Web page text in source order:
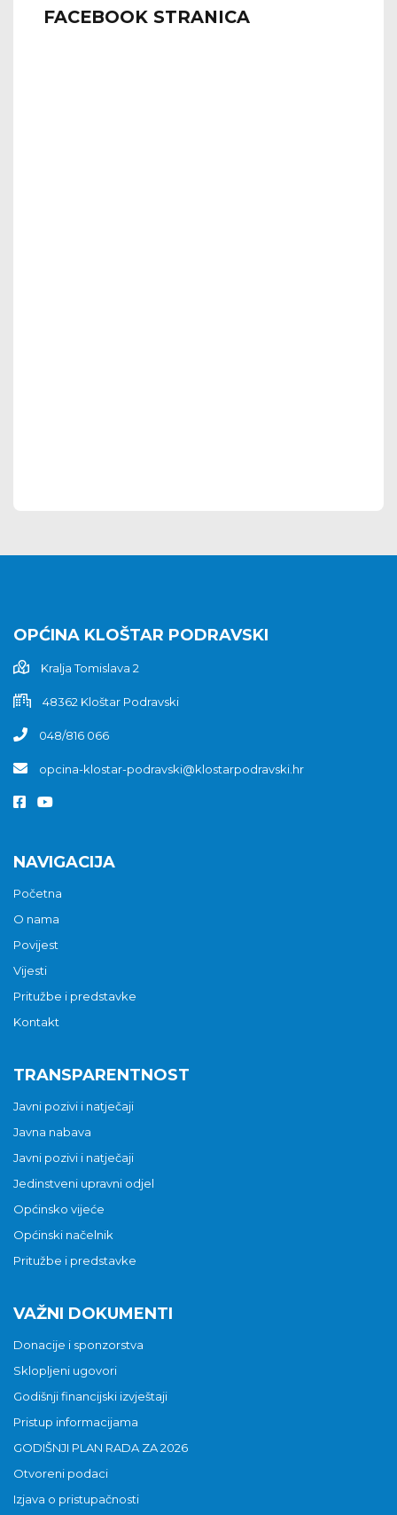
FACEBOOK STRANICA
OPĆINA KLOŠTAR PODRAVSKI
Kralja Tomislava 2
48362 Kloštar Podravski
048/816 066
opcina-klostar-podravski@klostarpodravski.hr
NAVIGACIJA
Početna
O nama
Povijest
Vijesti
Pritužbe i predstavke
Kontakt
TRANSPARENTNOST
Javni pozivi i natječaji
Javna nabava
Javni pozivi i natječaji
Jedinstveni upravni odjel
Općinsko vijeće
Općinski načelnik
Pritužbe i predstavke
VAŽNI DOKUMENTI
Donacije i sponzorstva
Sklopljeni ugovori
Godišnji financijski izvještaji
Pristup informacijama
GODIŠNJI PLAN RADA ZA 2026
Otvoreni podaci
Izjava o pristupačnosti